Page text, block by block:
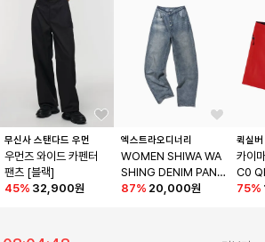
무신사 스탠다드 우먼
우먼즈 와이드 카펜터
팬츠 [블랙]
45% 32,900원
엑스트라오디너리
WOMEN SHIWA WA
SHING DENIM PANT
S  L/BLUE
87% 20,000원
퀵실버
카이
C0
75%